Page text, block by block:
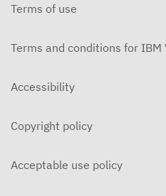
Terms of use
Terms and conditions for IBM
Accessibility
Copyright policy
Acceptable use policy